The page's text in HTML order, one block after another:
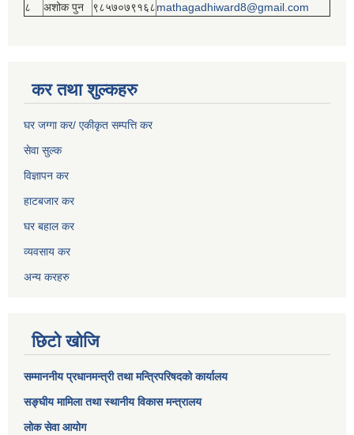
८ अशोक पुन ९८५७०७९१६८mathagadhiward8@gmail.com
कर तथा शुल्कहरु
घर जग्गा कर/ एकीकृत सम्पत्ति कर
सेवा सुल्क
विज्ञापन कर
हाटबजार कर
घर बहाल कर
व्यवसाय कर
अन्य करहरु
छिटो खोजि
सम्माननीय प्रधानमन्त्री तथा मन्त्रिपरिषद‌को कार्यालय
सङ्घीय मामिला तथा स्थानीय विकास मन्त्रालय
लोक सेवा आयोग